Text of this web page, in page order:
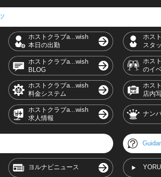
ホストクラブa...wish
本日の出勤
ホス
スタ
ホストクラブa...wish
BLOG
ホス
のイ
ホストクラブa...wish
料金システム
ホス
店内
ホストクラブa...wish
求人情報
ナン
ヨルナビニュース